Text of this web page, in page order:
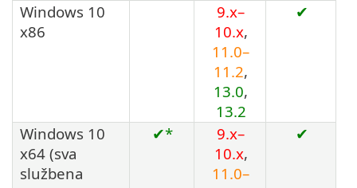
Windows 10
x86
9.x–
10.x,
11.0–
11.2,
13.0,
13.2
✔
Windows 10
x64 (sva
službena
✔*
9.x–
10.x,
11.0–
✔